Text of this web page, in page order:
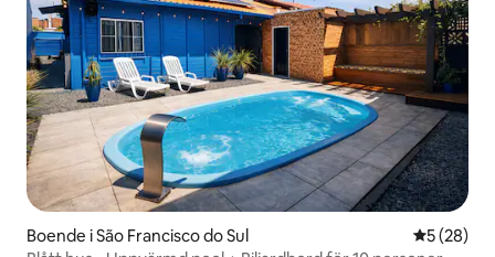
Boende i São Francisco do Sul 5 av 5 i
5 (28)